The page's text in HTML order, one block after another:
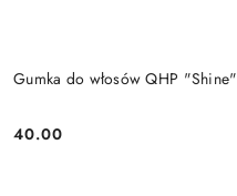
Gumka do włosów QHP "Shine"
Cena:
40.00